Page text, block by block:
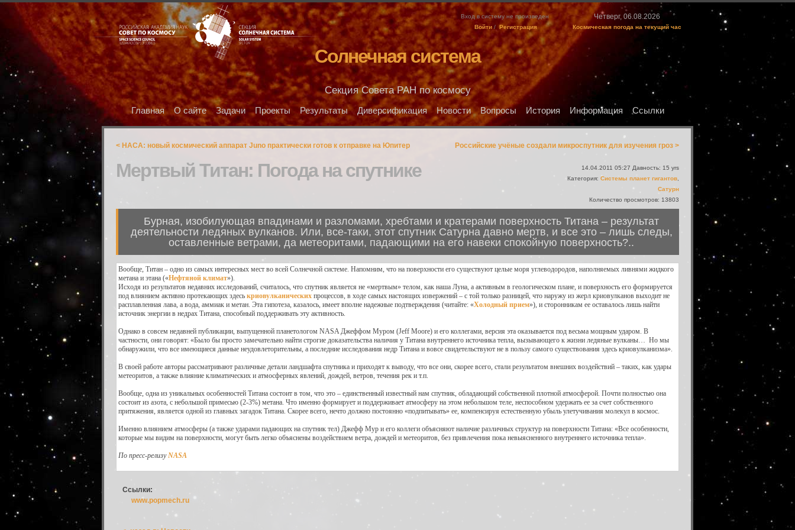
Четверг, 06.08.2026
Космическая погода на текущий час
Вход в систему не произведен
Войти / Регистрация
Солнечная система
Секция Совета РАН по космосу
Главная О сайте Задачи Проекты Результаты Диверсификация Новости Вопросы История Информация Ссылки
Российские учёные создали микроспутник для изучения гроз >
< НАСА: новый космический аппарат Juno практически готов к отправке на Юпитер
14.04.2011 05:27 Давность: 15 yrs
Категория: Системы планет гигантов
Сатурн
Количество просмотров: 13803
Мертвый Титан: Погода на спутнике
Бурная, изобилующая впадинами и разломами, хребтами и кратерами поверхность Титана – результат
деятельности ледяных вулканов. Или, все-таки, этот спутник Сатурна давно мертв, и все это – лишь следы,
оставленные ветрами, да метеоритами, падающими на его навеки спокойную поверхность?..
Вообще, Титан – одно из самых интересных мест во всей Солнечной системе. Напомним, что на поверхности его существуют целые моря углеводородов, наполняемых ливнями жидкого
метана и этана («Нефтяной климат»).
Исходя из результатов недавних исследований, считалось, что спутник является не «мертвым» телом, как наша Луна, а активным в геологическом плане, и поверхность его формируется
под влиянием активно протекающих здесь криовулканических процессов, в ходе самых настоящих извержений – с той только разницей, что наружу из жерл криовулканов выходит не
расплавленная лава, а вода, аммиак и метан. Эта гипотеза, казалось, имеет вполне надежные подтверждения (читайте: «Холодный прием»), и сторонникам ее оставалось лишь найти
источник энергии в недрах Титана, способный поддерживать эту активность.
Однако в совсем недавней публикации, выпущенной планетологом NASA Джеффом Муром (Jeff Moore) и его коллегами, версия эта оказывается под весьма мощным ударом. В
частности, они говорят: «Было бы просто замечательно найти строгие доказательства наличия у Титана внутреннего источника тепла, вызывающего к жизни ледяные вулканы… Но мы
обнаружили, что все имеющиеся данные неудовлеторительны, а последние исследования недр Титана и вовсе свидетельствуют не в пользу самого существования здесь криовулканизма».
В своей работе авторы рассматривают различные детали ландшафта спутника и приходят к выводу, что все они, скорее всего, стали результатом внешних воздействий – таких, как удары
метеоритов, а также влияние климатических и атмосферных явлений, дождей, ветров, течения рек и т.п.
Вообще, одна из уникальных особенностей Титана состоит в том, что это – единственный известный нам спутник, обладающий собственной плотной атмосферой. Почти полностью она
состоит из азота, с небольшой примесью (2-3%) метана. Что именно формирует и поддерживает атмосферу на этом небольшом теле, неспособном удержать ее за счет собственного
притяжения, является одной из главных загадок Титана. Скорее всего, нечто должно постоянно «подпитывать» ее, компенсируя естественную убыль улетучивания молекул в космос.
Именно влиянием атмосферы (а также ударами падающих на спутник тел) Джефф Мур и его коллеги объясняют наличие различных структур на поверхности Титана: «Все особенности,
которые мы видим на поверхности, могут быть легко объяснены воздействием ветра, дождей и метеоритов, без привлечения пока невыясненного внутреннего источника тепла».
По пресс-релизуNASA
Ссылки:
www.popmech.ru
Вход в систему
Введите имя пользователя и пароль для входа в систему:
Вход в систему
Имя пользователя:
Пароль:
Запомнить меня: